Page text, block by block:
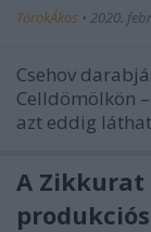
TörökÁkos • 2020.
Csehov
Celldömölkön
azt eddig
A Zikkurat